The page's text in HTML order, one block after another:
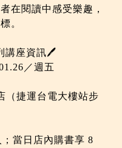
在閱讀中感受樂趣，
。
講座資訊🖊️
／週五
捷運台電大樓站步
當日店內購書享 8